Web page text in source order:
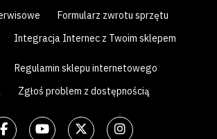
Formularz zwrotu sprzętu
Integracja Internec z Twoim sklepem
Regulamin sklepu internetowego
Zgłoś problem z dostępnością